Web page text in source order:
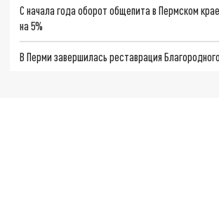
С начала года оборот общепита в Пермском
на 5%
В Перми завершилась реставрация